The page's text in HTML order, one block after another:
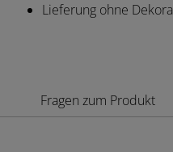
Lieferung ohne
Fragen zum Produkt